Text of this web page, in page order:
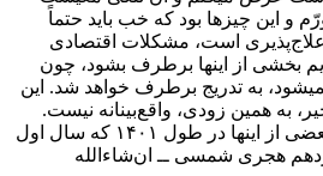
و این چیزها بود که خب باید حتماً
علاج‌پذیری است، مشکلات اقتصادی
بخشی از اینها برطرف بشود، چون
به تدریج برطرف خواهد شد. این
به همین زودی، واقع‌بینانه نیست.
لکن ان‌شاءالله امیدواریم بعضی از اینها در طول ۱۴۰۱ که سال اول
هجری شمسی ــ ان‌شاءالله